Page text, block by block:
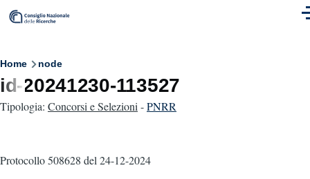
Skip to main content
Breadcrumb
Home node
id-20241230-113527
Tipologia: Concorsi e Selezioni -PNRR
Protocollo 508628 del 24-12-2024